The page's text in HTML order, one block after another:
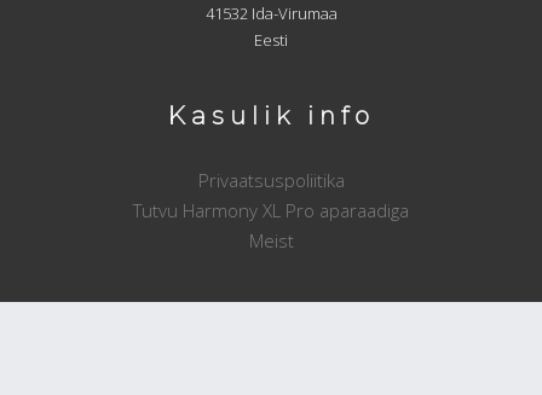
41532 Ida-Virumaa
Eesti
Kasulik info
Privaatsuspoliitika
Tutvu Harmony XL Pro aparaadiga
Meist